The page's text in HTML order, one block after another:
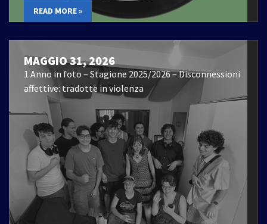
READ MORE »
MAGGIO 31, 2026
1 Anno in foto – Stagione 2025/2026 – Disconnessioni
affettive: tradotte in violenza